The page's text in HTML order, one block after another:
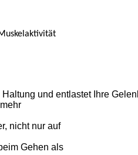
und entlastet Ihre
nicht nur auf
Gehen als